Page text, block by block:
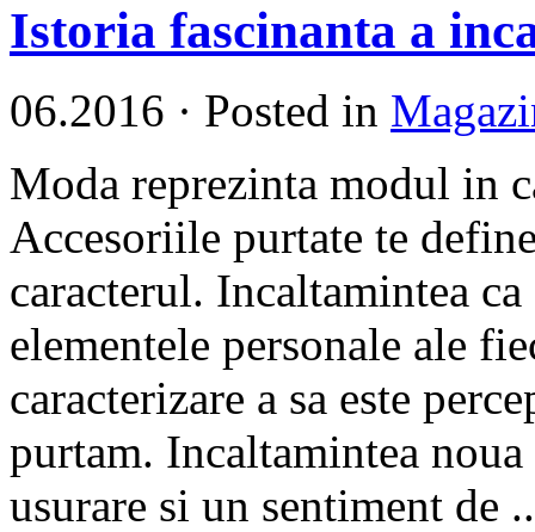
Istoria fascinanta a
06.2016 · Posted in
Moda reprezinta modul in
Accesoriile purtate te
caracterul. Incaltamintea
elementele personale ale
caracterizare a sa este
purtam. Incaltamintea
usurare si un sentiment de